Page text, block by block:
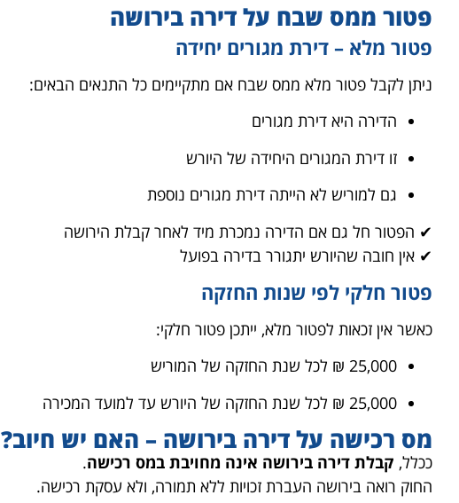
פטור ממס שבח על דירה בירושה
פטור מלא – דירת מגורים יחידה
ניתן לקבל פטור מלא ממס שבח אם מתקיימים כל התנאים הבאים:
הדירה היא דירת מגורים
זו דירת המגורים היחידה של היורש
גם למוריש לא הייתה דירת מגורים נוספת
✔ הפטור חל גם אם הדירה נמכרת מיד לאחר קבלת הירושה
✔ אין חובה שהיורש יתגורר בדירה בפועל
פטור חלקי לפי שנות החזקה
כאשר אין זכאות לפטור מלא, ייתכן פטור חלקי:
25,000 ₪ לכל שנת החזקה של המוריש
25,000 ₪ לכל שנת החזקה של היורש עד למועד המכירה
מס רכישה על דירה בירושה – האם יש חיוב?
ככלל, קבלת דירה בירושה אינה מחויבת במס רכישה.
החוק רואה בירושה העברת זכויות ללא תמורה, ולא עסקת רכישה.